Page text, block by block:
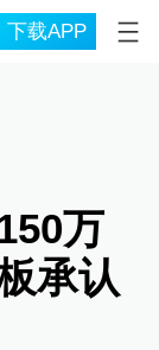
下载APP
万
承认